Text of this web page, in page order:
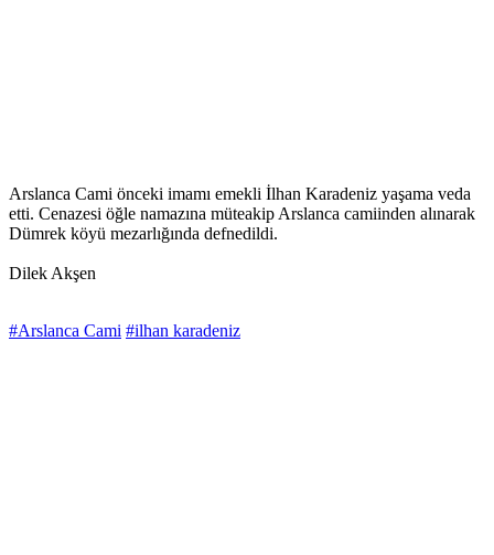
Arslanca Cami önceki imamı emekli İlhan Karadeniz yaşama veda
etti. Cenazesi öğle namazına müteakip Arslanca camiinden alınarak
Dümrek köyü mezarlığında defnedildi.
Dilek Akşen
#Arslanca Cami #ilhan karadeniz